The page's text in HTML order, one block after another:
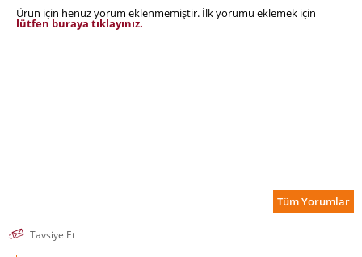
Ürün için henüz yorum eklenmemiştir. İlk yorumu eklemek için
lütfen buraya tıklayınız.
Tüm Yorumlar
Tavsiye Et